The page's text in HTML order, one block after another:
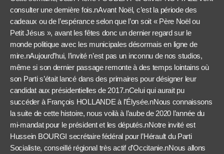
consulter une dernière fois.nAvant Noël, c’est la période des
cadeaux ou de l’espérance selon que l’on soit « Père Noël ou
Petit Jésus », avant les fêtes donc un dernier regard sur le
monde politique avec les municipales désormais en ligne de
mire.nAujourd’hui, l’invité n’est pas un inconnu de nos studios,
même si son dernier passage remonte à des temps lointains où
son Parti s’était lancé dans des primaires pour désigner leur
candidat aux présidentielles de 2017.nCelui qui aurait pu
succéder à François HOLLANDE à l’Élysée.nNous connaissons
la suite de cette histoire, nous voilà à l’aube de 2020 l’année du
mi-mandat pour le président et les députés.nNotre invité est
Hussein BOURGI secrétaire fédéral pour l’Hérault du Parti
Socialiste, conseillé régional très actif d’Occitanie.nNous allons